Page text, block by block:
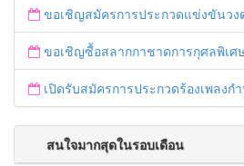
ขอเชิญสมัครการประกวดแข่งขันวงดนตรี Ayutthaya
ขอเชิญซื้อสลากกาชาดการกุศลพิเศษจังหวัดพระนคร
เปิดรับสมัครการประกวดร้องเพลงกำนัน ผู้
สนใจมากสุดในรอบเดือน